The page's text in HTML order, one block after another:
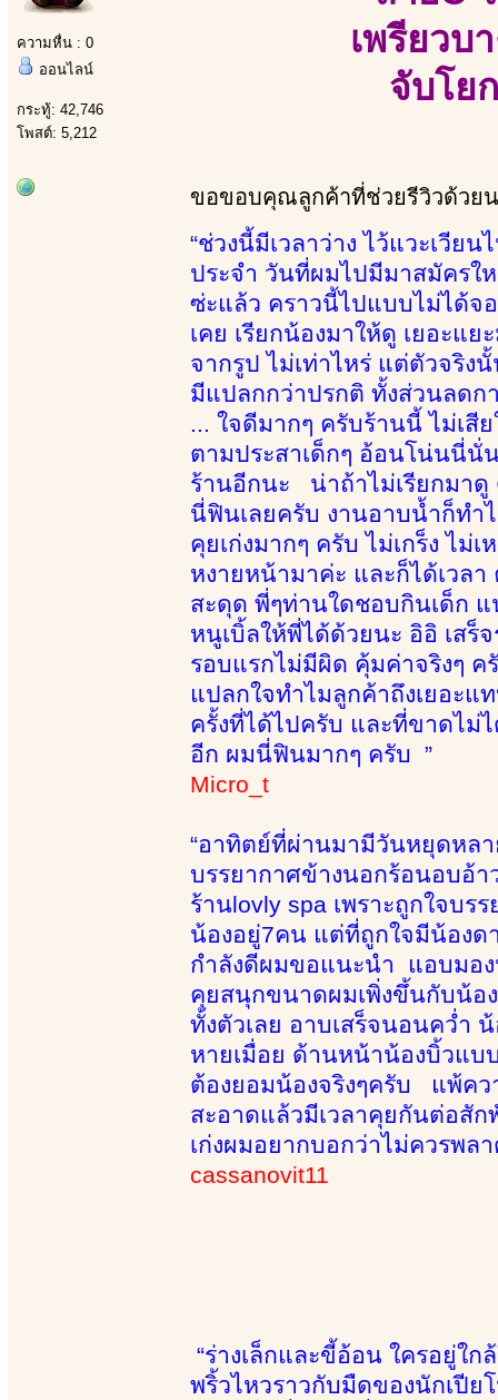
ความหื่น : 0
ออนไลน์
กระทู้: 42,746
โพสต์: 5,212
เพรียวบ
จับโย
ขอขอบคุณลูกค้าที่ช่วยรีวิวด้วย
“ช่วงนี้มีเวลาว่าง ไว้แวะเวี
ประจำ วันที่ผมไปมีมาสมัครใ
ซ่ะแล้ว คราวนี้ไปแบบไม่ได้จ
เคย เรียกน้องมาให้ดู เยอะแ
จากรูป ไม่เท่าไหร่ แต่ตัวจริ
มีแปลกกว่าปรกติ ทั้งส่วนลดก
... ใจดีมากๆ ครับร้านนี้ ไม่เสี
ตามประสาเด็กๆ อ้อนโน่นนี่
ร้านอีกนะ น่าถ้าไม่เรียกมาดู
นี่ฟินเลยครับ งานอาบน้ำก็ทำ
คุยเก่งมากๆ ครับ ไม่เกร็ง ไม่
หงายหน้ามาค่ะ และก็ได้เวล
สะดุด พี่ๆท่านใดชอบกินเด็ก แ
หนูเบิ้ลให้พี่ได้ด้วยนะ อิอิ เส
รอบแรกไม่มีผิด คุ้มค่าจริงๆ
แปลกใจทำไมลูกค้าถึงเยอะ
ครั้งที่ได้ไปครับ และที่ขาดไม่
อีก ผมนี่ฟินมากๆ ครับ ”
Micro_t
“อาทิตย์ที่ผ่านมามีวันหยุดหลา
บรรยากาศข้างนอกร้อนอบอ้า
ร้านlovly spa เพราะถูกใจบ
น้องอยู่7คน แต่ที่ถูกใจมีน้องด
กำลังดีผมขอแนะนำ แอบมอง
คุยสนุกขนาดผมเพิ่งขึ้นกับน้อ
ทั้งตัวเลย อาบเสร็จนอนคว่ำ
หายเมื่อย ด้านหน้าน้องบิ้วแบ
ต้องยอมน้องจริงๆครับ แพ้คว
สะอาดแล้วมีเวลาคุยกันต่อสั
เก่งผมอยากบอกว่าไม่ควรพลา
cassanovit11
“ร่างเล็กและขี้อ้อน ใครอยู่ใ
พริ้วไหวราวกับมืดของนักเปี